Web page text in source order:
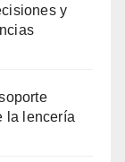
y
la lencería